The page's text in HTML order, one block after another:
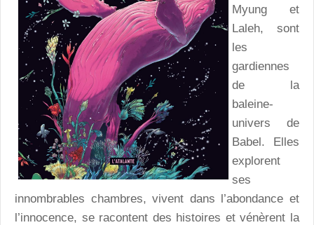
Myung et
Laleh, sont
les
gardiennes
de la
baleine-
univers de
Babel. Elles
explorent
ses
innombrables chambres, vivent dans l’abondance et
l’innocence, se racontent des histoires et vénèrent la